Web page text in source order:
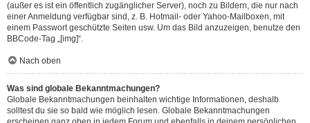
(außer es ist ein öffentlich zugänglicher Server), noch zu Bildern, die nur nach
einer Anmeldung verfügbar sind, z. B. Hotmail- oder Yahoo-Mailboxen, mit
einem Passwort geschützte Seiten usw. Um das Bild anzuzeigen, benutze den
BBCode-Tag „[img]“.
Nach oben
Was sind globale Bekanntmachungen?
Globale Bekanntmachungen beinhalten wichtige Informationen, deshalb
solltest du sie so bald wie möglich lesen. Globale Bekanntmachungen